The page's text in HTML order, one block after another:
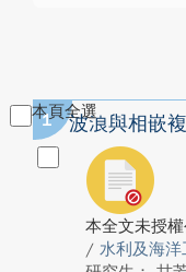
本頁全選
1 波浪與相嵌
本全文未授權
/ 水利及海